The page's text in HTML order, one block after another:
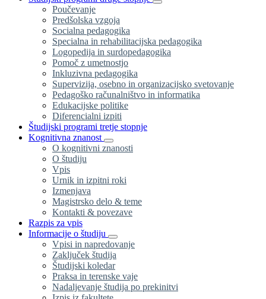
Poučevanje
Predšolska vzgoja
Socialna pedagogika
Specialna in rehabilitacijska pedagogika
Logopedija in surdopedagogika
Pomoč z umetnostjo
Inkluzivna pedagogika
Supervizija, osebno in organizacijsko svetovanje
Pedagoško računalništvo in informatika
Edukacijske politike
Diferencialni izpiti
Študijski programi tretje stopnje
Kognitivna znanost
O kognitivni znanosti
O študiju
Vpis
Urnik in izpitni roki
Izmenjava
Magistrsko delo & teme
Kontakti & povezave
Razpis za vpis
Informacije o študiju
Vpisi in napredovanje
Zaključek študija
Študijski koledar
Praksa in terenske vaje
Nadaljevanje študija po prekinitvi